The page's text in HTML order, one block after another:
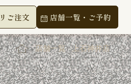
ご注文 店舗一覧・ご予約
店舗一覧 上石神井店